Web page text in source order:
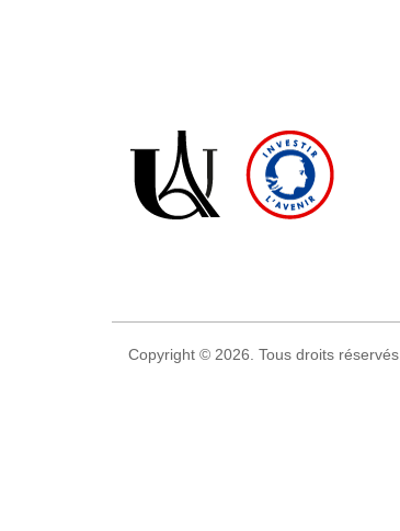
Copyright © 2026. Tous droits réservés.